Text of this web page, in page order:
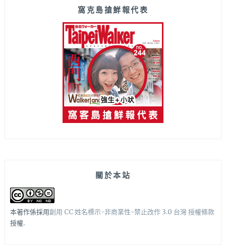
窩克島搶鮮報代表
關於本站
本著作係採用創用 CC 姓名標示-非商業性-禁止改作 3.0 台灣 授權條款
授權.